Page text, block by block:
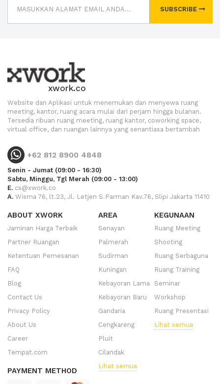
SUBSCRIBE
xwork.co
Website dan Aplikasi untuk menemukan dan menyewa ruang
meeting, kantor, ruang acara mulai dari perjam hingga bulanan.
Tersedia ribuan ruang meeting, ruang kantor, coworking space,
virtual office, dan ruangan lainnya yang senantiasa bertambah
+62 812 8900 4848
Senin - Jumat (09:00 - 16:30)
Sabtu, Minggu, Tgl Merah (09:00 - 13:00)
E. cs@xwork.co
A. Wisma 76, lt.23, Jl. Letjen S.Parman Kav.76, Slipi Jakarta 11410
ABOUT XWORK
Jaminan Harga Terbaik
Partner Ruangan
Ketentuan Pemesanan
FAQ
Blog
Contact Us
Privacy Policy
About Us
Career
Tempat.com
PAYMENT METHOD
AREA
Senayan
Palmerah
Sudirman
Kuningan
Kebayoran Lama
Kebayoran Baru
Gandaria
Cengkareng
Pluit
Cilandak
Lihat semua
KEGUNAAN
Ruang Meeting
Shooting
Ruang Serbaguna
Ruang Training
Seminar
Workshop
Ruang Presentasi
Lihat semua